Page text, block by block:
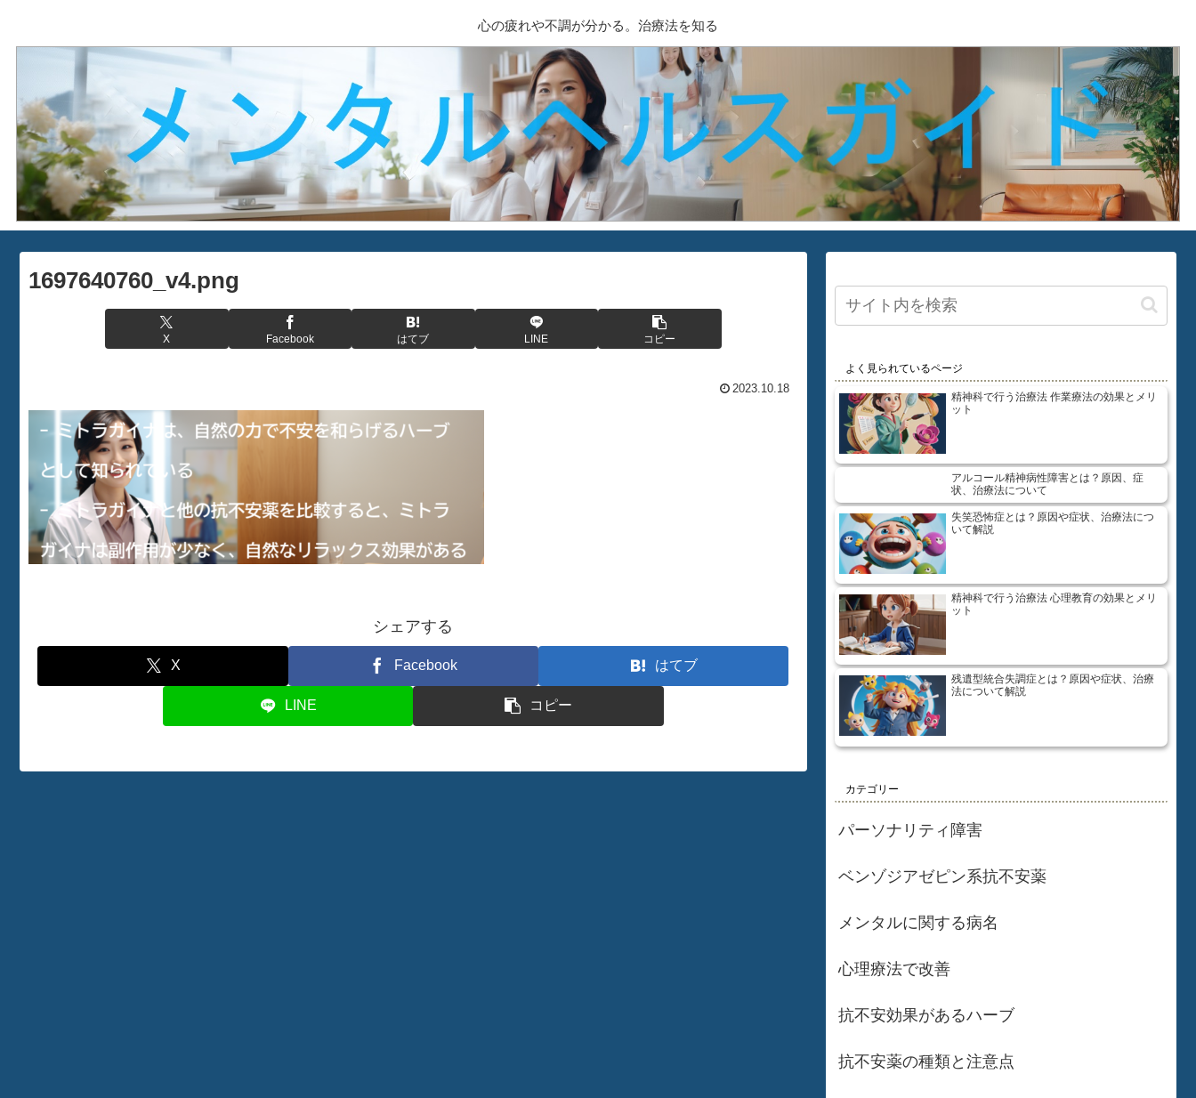
心の疲れや不調が分かる。治療法を知る
1697640760_v4.png
X Facebook はてブ LINE コピー
2023.10.18
シェアする
X Facebook はてブ
LINE コピー
よく見られているページ
精神科で行う治療法 作業療法の効果とメリ
ット
アルコール精神病性障害とは？原因、症
状、治療法について
失笑恐怖症とは？原因や症状、治療法につ
いて解説
精神科で行う治療法 心理教育の効果とメリ
ット
残遺型統合失調症とは？原因や症状、治療
法について解説
カテゴリー
パーソナリティ障害
ベンゾジアゼピン系抗不安薬
メンタルに関する病名
心理療法で改善
抗不安効果があるハーブ
抗不安薬の種類と注意点